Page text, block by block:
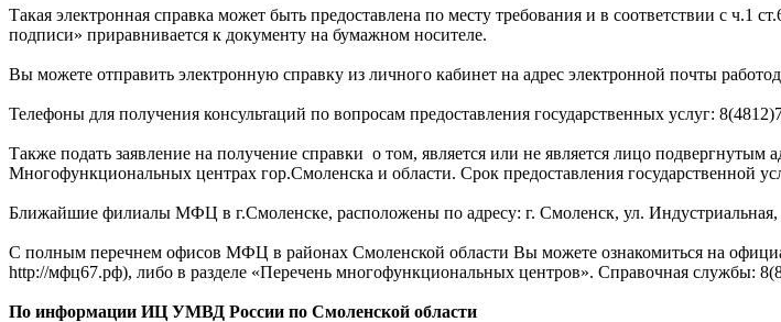
Такая электронная справка может быть предоставлена по месту требования и в соответствии с
подписи» приравнивается к документу на бумажном носителе.
Вы можете отправить электронную справку из личного кабинет на адрес электронной почты
Телефоны для получения консультаций по вопросам предоставления государственных услуг:
Также подать заявление на получение справки о том, является или не является лицо
Многофункциональных центрах гор.Смоленска и области. Срок предоставления
Ближайшие филиалы МФЦ в г.Смоленске, расположены по адресу: г. Смоленск, ул.
С полным перечнем офисов МФЦ в районах Смоленской области Вы можете ознакомиться на
http://мфц67.рф), либо в разделе «Перечень многофункциональных центров». Справочная службы:
По информации ИЦ УМВД России по Смоленской области